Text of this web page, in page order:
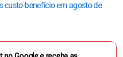
custo-benefício em agosto de